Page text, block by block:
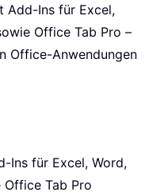
Add-Ins für Excel,
Office Tab Pro –
Office-Anwendungen
Ins für Excel, Word,
Tab Pro